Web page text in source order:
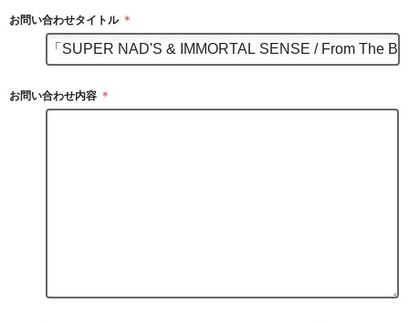
お問い合わせタイトル ＊
お問い合わせ内容 ＊